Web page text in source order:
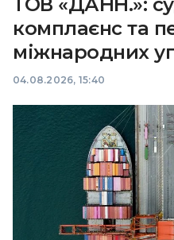
комплаєнс та
міжнародних
04.08.2026, 15:40